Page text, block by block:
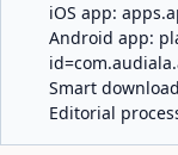
iOS app:
Android app:
Smart
Editorial